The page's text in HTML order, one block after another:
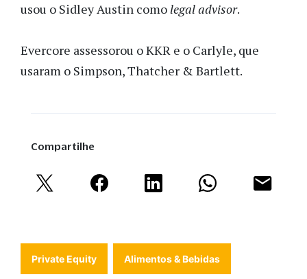
usou o Sidley Austin como legal advisor.
Evercore assessorou o KKR e o Carlyle, que
usaram o Simpson, Thatcher & Bartlett.
Compartilhe
Private Equity Alimentos & Bebidas